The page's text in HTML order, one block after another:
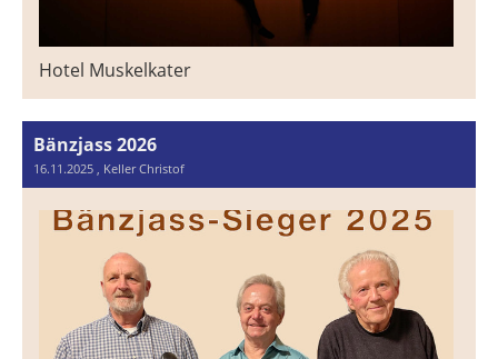
Hotel Muskelkater
Bänzjass 2026
16.11.2025 , Keller Christof